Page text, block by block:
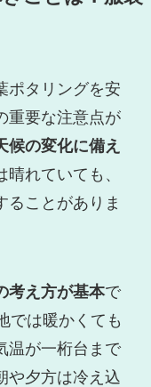
ポタリングを安
重要な注意点が
候の変化に備え
れていても、
ることがありま
考え方が基本で
では暖かくても
温が一桁台まで
や夕方は冷え込